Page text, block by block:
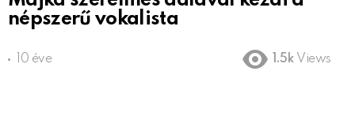
népszerű vokalista
10 éve 1.5k Views